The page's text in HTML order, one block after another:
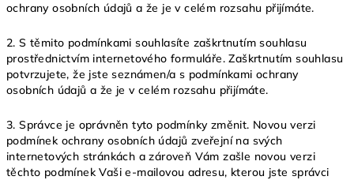
ochrany osobních údajů a že je v celém rozsahu přijímáte.
2. S těmito podmínkami souhlasíte zaškrtnutím souhlasu
prostřednictvím internetového formuláře. Zaškrtnutím souhlasu
potvrzujete, že jste seznámen/a s podmínkami ochrany
osobních údajů a že je v celém rozsahu přijímáte.
3. Správce je oprávněn tyto podmínky změnit. Novou verzi
podmínek ochrany osobních údajů zveřejní na svých
internetových stránkách a zároveň Vám zašle novou verzi
těchto podmínek Vaši e-mailovou adresu, kterou jste správci